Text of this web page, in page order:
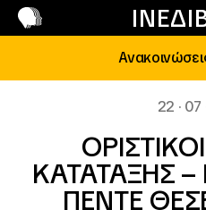
22 · 07
ΚΑΤΑΤΑΞΗΣ –
ΠΕΝΤΕ